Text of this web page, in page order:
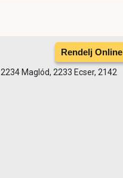
Rendelj Online
Maglód, 2233 Ecser, 2142